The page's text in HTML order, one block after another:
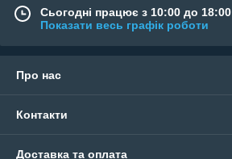
Сьогодні працює з 10:00 до 18:00
Показати весь графік роботи
Про нас
Контакти
Доставка та оплата